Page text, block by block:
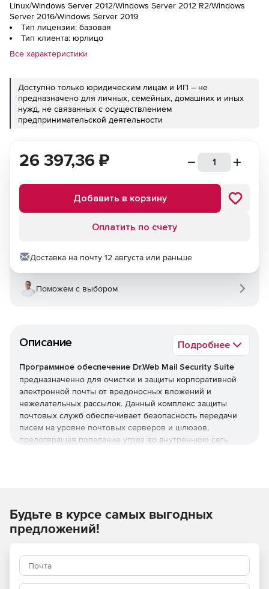
Linux/Windows Server 2012/Windows Server 2012 R2/Windows
Server 2016/Windows Server 2019
Тип лицензии: базовая
Тип клиента: юрлицо
Все характеристики
Доступно только юридическим лицам и ИП – не
предназначено для личных, семейных, домашних и иных
нужд, не связанных с осуществлением
предпринимательской деятельности
Описание Подробнее
Программное обеспечение Dr.Web Mail Security Suite
предназначенно для очистки и защиты корпоративной
электронной почты от вредоносных вложений и
нежелательных рассылок. Данный комплекс защиты
почтовых служб обеспечивает безопасность передачи
писем на уровне почтовых серверов и шлюзов,
предотвращая попадание угроз во внутреннюю сеть
Преимущества Dr.Web Mail
Security Suite
Возможность использования в организациях,
требующих повышенного уровня безопасности –
продукт полностью отвечает требованиям
26 397,36 ₽
Добавить в корзину
Оплатить по счету
Доставка на почту 12 августа или раньше
Поможем с выбором
Будьте в курсе самых выгодных
предложений!